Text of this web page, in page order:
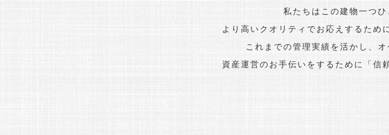
私たちはこの建物一つひ
より高いクオリティでお応えするため
これまでの管理実績を活かし、
資産運営のお手伝いをするために「信